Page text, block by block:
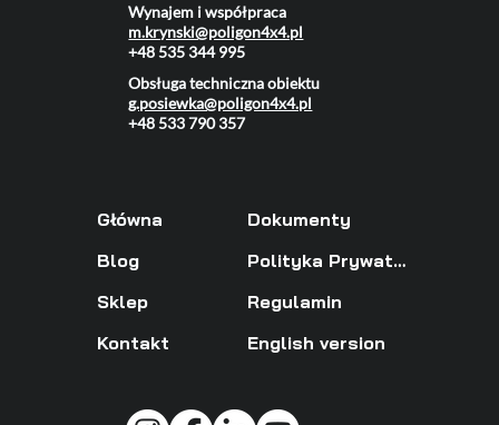
Wynajem i współpraca
m.krynski@poligon4x4.pl
+48 535 344 995
Obsługa techniczna obiektu
g.posiewka@poligon4x4.pl
+48 533 790 357
Dokumenty
Polityka Prywatności
Regulamin
English version
Główna
Blog
Sklep
Kontakt